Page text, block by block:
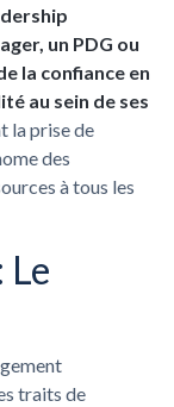
un PDG ou
la confiance en
au sein de ses
la prise de
des
à tous les
Le
traits de